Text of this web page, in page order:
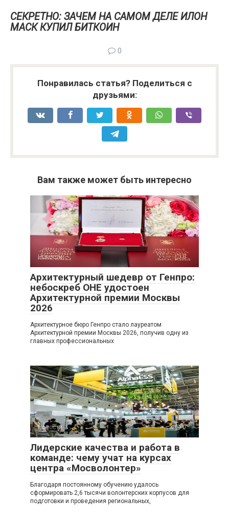
СЕКРЕТНО: ЗАЧЕМ НА САМОМ ДЕЛЕ ИЛОН
МАСК КУПИЛ БИТКОИН
0
Понравилась статья? Поделиться с
друзьями:
Вам также может быть интересно
Новости 0
Архитектурный шедевр от Генпро:
небоскреб ОНЕ удостоен
Архитектурной премии Москвы
2026
Архитектурное бюро Генпро стало лауреатом
Архитектурной премии Москвы 2026, получив одну из
главных профессиональных
Новости 0
Лидерские качества и работа в
команде: чему учат на курсах
центра «Мосволонтер»
Благодаря постоянному обучению удалось
сформировать 2,6 тысячи волонтерских корпусов для
подготовки и проведения региональных,